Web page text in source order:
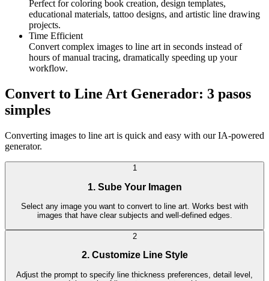
Perfect for coloring book creation, design templates,
educational materials, tattoo designs, and artistic line drawing
projects.
Time Efficient
Convert complex images to line art in seconds instead of
hours of manual tracing, dramatically speeding up your
workflow.
Convert to Line Art Generador: 3 pasos
simples
Converting images to line art is quick and easy with our IA-powered
generator.
1
1. Sube Your Imagen
Select any image you want to convert to line art. Works best with
images that have clear subjects and well-defined edges.
2
2. Customize Line Style
Adjust the prompt to specify line thickness preferences, detail level,